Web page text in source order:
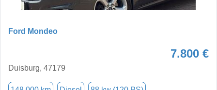
Ford Mondeo
7.800 €
Duisburg, 47179